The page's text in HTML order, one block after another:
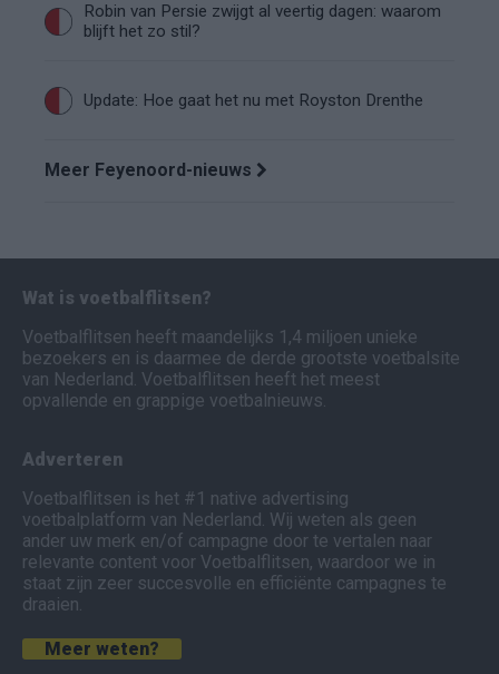
Robin van Persie zwijgt al veertig dagen: waarom
blijft het zo stil?
Update: Hoe gaat het nu met Royston Drenthe
Meer Feyenoord-nieuws
Wat is voetbalflitsen?
Voetbalflitsen heeft maandelijks 1,4 miljoen unieke
bezoekers en is daarmee de derde grootste voetbalsite
van Nederland. Voetbalflitsen heeft het meest
opvallende en grappige voetbalnieuws.
Adverteren
Voetbalflitsen is het #1 native advertising
voetbalplatform van Nederland. Wij weten als geen
ander uw merk en/of campagne door te vertalen naar
relevante content voor Voetbalflitsen, waardoor we in
staat zijn zeer succesvolle en efficiënte campagnes te
draaien.
Meer weten?